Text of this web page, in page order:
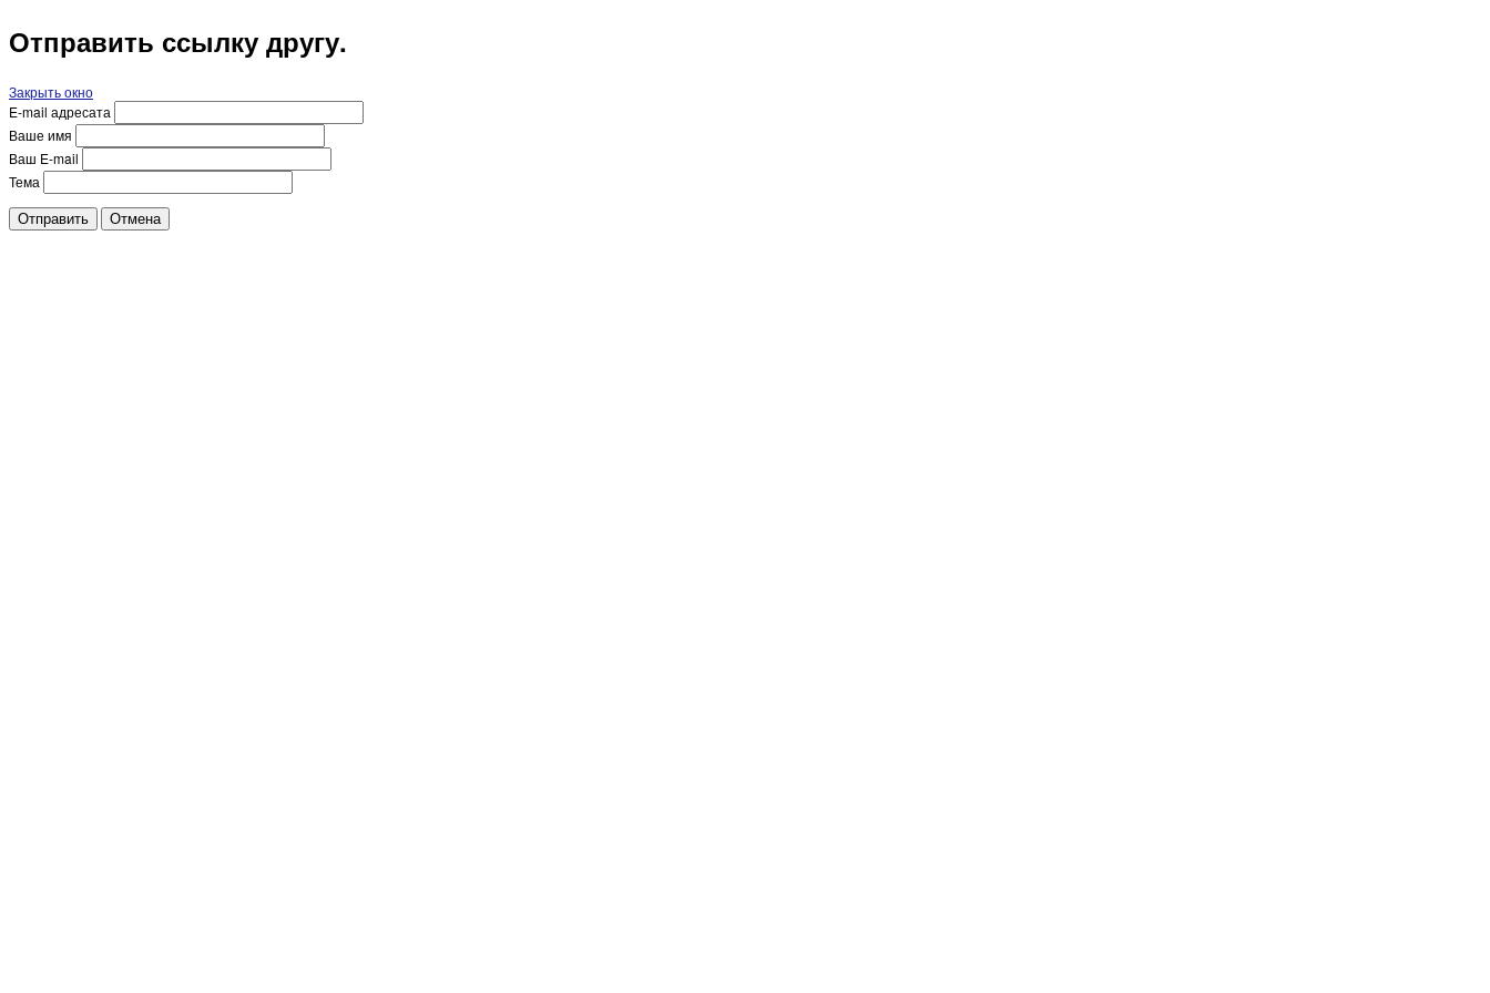
Отправить ссылку другу.
Закрыть окно
E-mail адресата
Ваше имя
Ваш E-mail
Тема
Отправить Отмена